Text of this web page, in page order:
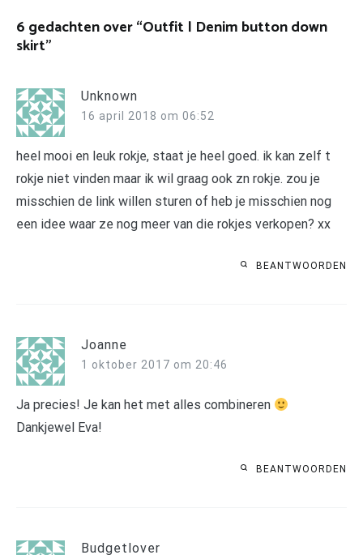
6 gedachten over “Outfit | Denim button down
skirt”
Unknown
16 april 2018 om 06:52
heel mooi en leuk rokje, staat je heel goed. ik kan zelf t
rokje niet vinden maar ik wil graag ook zn rokje. zou je
misschien de link willen sturen of heb je misschien nog
een idee waar ze nog meer van die rokjes verkopen? xx
BEANTWOORDEN
Joanne
1 oktober 2017 om 20:46
Ja precies! Je kan het met alles combineren
Dankjewel Eva!
BEANTWOORDEN
Budgetlover